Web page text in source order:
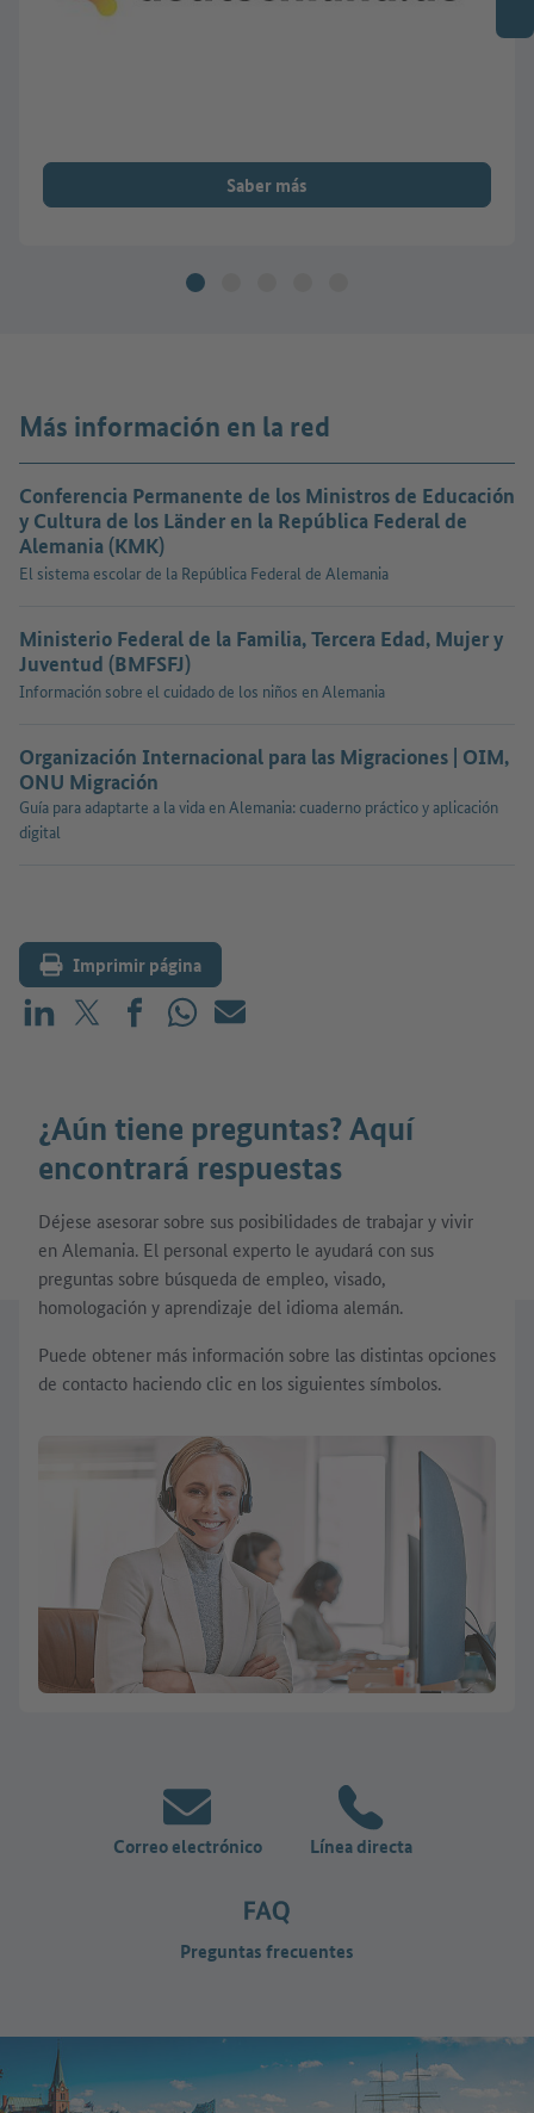
Saber más
Más información en la red
Conferencia Permanente de los Ministros de Educación
y Cultura de los Länder en la República Federal de
Alemania (KMK)
El sistema escolar de la República Federal de Alemania
Ministerio Federal de la Familia, Tercera Edad, Mujer y
Juventud (BMFSFJ)
Información sobre el cuidado de los niños en Alemania
Organización Internacional para las Migraciones | OIM,
ONU Migración
Guía para adaptarte a la vida en Alemania: cuaderno práctico y aplicación
digital
Imprimir página
Compartir en LinkedIn
Compartir en X (antes: Twitter)
Compartir en Facebook
Compartir en WhatsApp
Correo electrónico
¿Aún tiene preguntas? Aquí
encontrará respuestas
Déjese asesorar sobre sus posibilidades de trabajar y vivir
en Alemania. El personal experto le ayudará con sus
preguntas sobre búsqueda de empleo, visado,
homologación y aprendizaje del idioma alemán.
Puede obtener más información sobre las distintas opciones
de contacto haciendo clic en los siguientes símbolos.
Correo electrónico Línea directa
Preguntas frecuentes